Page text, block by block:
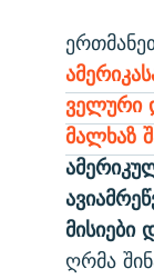
ველური
მალხაზ
მისიები
ღრმა